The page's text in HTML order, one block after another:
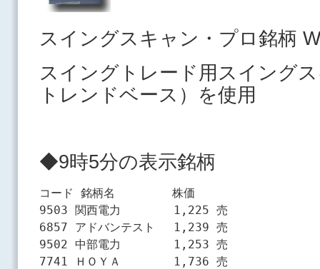
スイングスキャン・プロ銘柄
スイングトレード用スイング
トレンドベース）を使用
◆9時5分の表示銘柄
コード 銘柄名　　　　　株価
9503 関西電力　　　　 1,225 売
6857 アドバンテスト　 1,239 売
9502 中部電力　　　　 1,253 売